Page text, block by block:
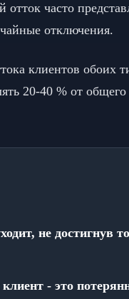
часто
отключения.
клиентов обоих
20-40 % от
не достигнув
- это